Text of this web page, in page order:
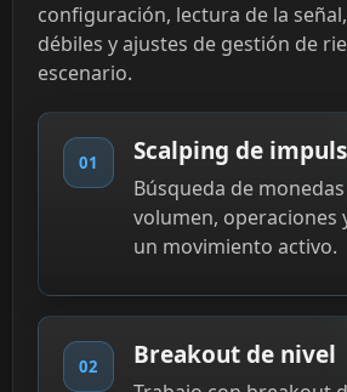
configuración, lectura de la
débiles y ajustes de gestión de
escenario.
01 Scalping de
Búsqueda de
volumen, operaciones
un movimiento activo.
02 Breakout de nivel